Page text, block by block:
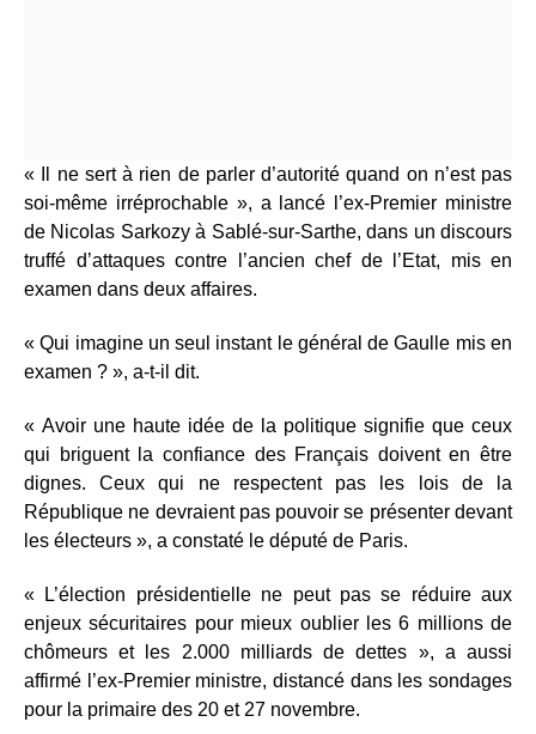
« Il ne sert à rien de parler d’autorité quand on n’est pas
soi-même irréprochable », a lancé l’ex-Premier ministre
de Nicolas Sarkozy à Sablé-sur-Sarthe, dans un discours
truffé d’attaques contre l’ancien chef de l’Etat, mis en
examen dans deux affaires.
« Qui imagine un seul instant le général de Gaulle mis en
examen ? », a-t-il dit.
« Avoir une haute idée de la politique signifie que ceux
qui briguent la confiance des Français doivent en être
dignes. Ceux qui ne respectent pas les lois de la
République ne devraient pas pouvoir se présenter devant
les électeurs », a constaté le député de Paris.
« L’élection présidentielle ne peut pas se réduire aux
enjeux sécuritaires pour mieux oublier les 6 millions de
chômeurs et les 2.000 milliards de dettes », a aussi
affirmé l’ex-Premier ministre, distancé dans les sondages
pour la primaire des 20 et 27 novembre.